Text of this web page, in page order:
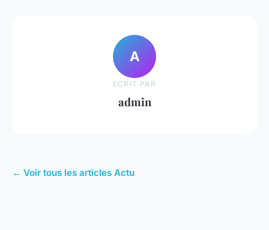
A
ECRIT PAR
admin
← Voir tous les articles Actu